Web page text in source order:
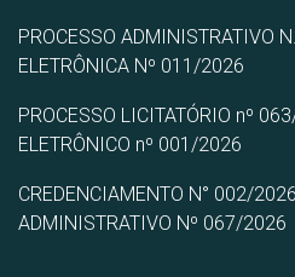
PROCESSO ADMINISTRATIVO
ELETRÔNICA Nº 011/2026
PROCESSO LICITATÓRIO nº
ELETRÔNICO nº 001/2026
CREDENCIAMENTO N° 002/
ADMINISTRATIVO Nº 067/2026